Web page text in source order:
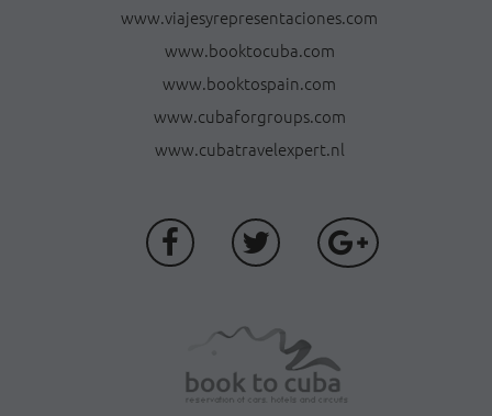
www.viajesyrepresentaciones.com
www.booktocuba.com
www.booktospain.com
www.cubaforgroups.com
www.cubatravelexpert.nl